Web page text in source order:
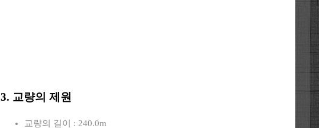
3. 교량의 제원
교량의 길이 : 240.0m